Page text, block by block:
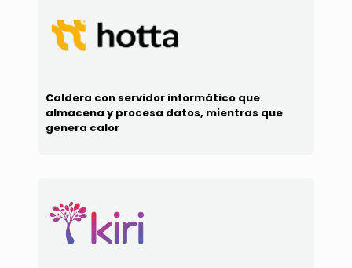
Caldera con servidor informático que
almacena y procesa datos, mientras que
genera calor